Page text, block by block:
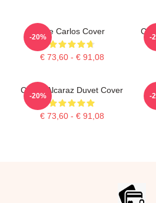
The Carlos Cover
€ 73,60 - € 91,08
-20% -
Carlos Alcaraz Duvet Cover
€ 73,60 - € 91,08
-20% -